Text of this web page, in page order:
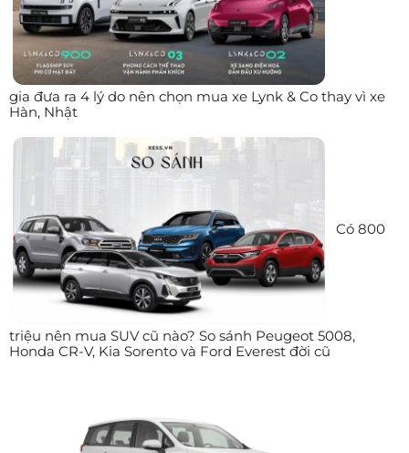
gia đưa ra 4 lý do nên chọn mua xe Lynk & Co thay vì xe
Hàn, Nhật
Có 800
triệu nên mua SUV cũ nào? So sánh Peugeot 5008,
Honda CR-V, Kia Sorento và Ford Everest đời cũ